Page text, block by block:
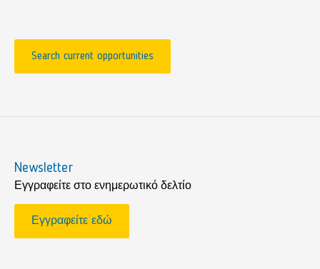
Search current opportunities
Newsletter
Εγγραφείτε στο ενημερωτικό δελτίο
Εγγραφείτε εδώ